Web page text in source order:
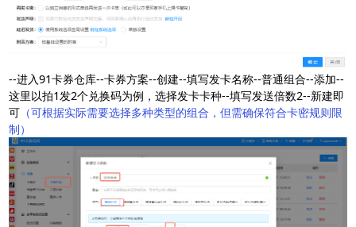
--进入91卡券仓库--卡券方案--创建--填写发卡名称--普通组合--添加--
这里以拍1发2个兑换码为例，选择发卡卡种--填写发送倍数2--新建即
可（可根据实际需要选择多种类型的组合，但需确保符合卡密规则限
制）